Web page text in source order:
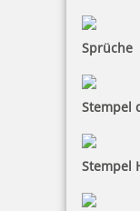
Sprüche
Stempel
Stempel